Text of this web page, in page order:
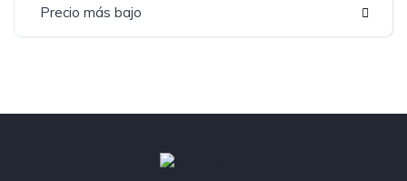
Precio más bajo